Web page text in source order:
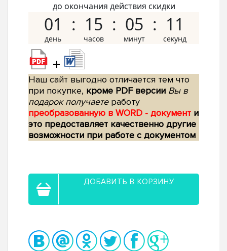
до окончания действия скидки
01 15 05 10
+
Наш сайт выгодно отличается тем что
при покупке, кроме PDF версии Вы в
подарок получаетеработу
преобразованную в WORD - документ и
это предоставляет качественно другие
возможности при работе с документом
ДОБАВИТЬ В КОРЗИНУ